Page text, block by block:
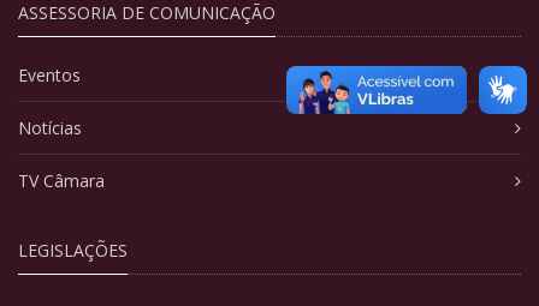
ASSESSORIA DE COMUNICAÇÃO
Eventos
Notícias
TV Câmara
LEGISLAÇÕES